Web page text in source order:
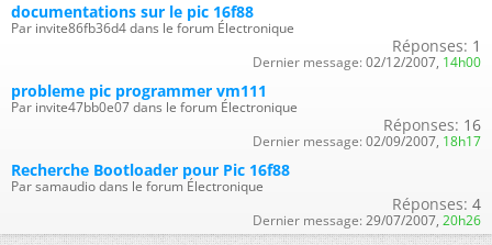
documentations sur le pic 16f88
Par invite86fb36d4 dans le forum Électronique
Réponses: 1
Dernier message: 02/12/2007, 14h00
probleme pic programmer vm111
Par invite47bb0e07 dans le forum Électronique
Réponses: 16
Dernier message: 02/09/2007, 18h17
Recherche Bootloader pour Pic 16f88
Par samaudio dans le forum Électronique
Réponses: 4
Dernier message: 29/07/2007, 20h26